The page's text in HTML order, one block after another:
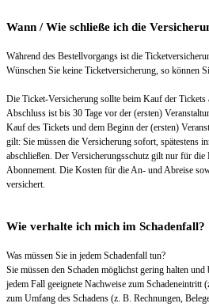
Wann / Wie schließe ich die
Während des Bestellvorgangs ist die
Wünschen Sie keine Ticketversicherung, so können
Die Ticket-Versicherung sollte beim Kauf der Tickets
Abschluss ist bis 30 Tage vor der (ersten)
Kauf des Tickets und dem Beginn der (ersten)
gilt: Sie müssen die Versicherung sofort, spätestens
abschließen. Der Versicherungsschutz gilt nur für
Abonnement. Die Kosten für die An- und Abreise
versichert.
Wie verhalte ich mich im Schadenfall?
Was müssen Sie in jedem Schadenfall tun?
Sie müssen den Schaden möglichst gering halten
jedem Fall geeignete Nachweise zum Schadeneintritt
zum Umfang des Schadens (z. B. Rechnungen,